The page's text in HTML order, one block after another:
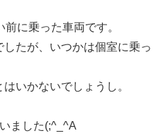
に乗った車両です。
たが、いつかは個室に乗っ
いかないでしょうし。
ました(;^_^A